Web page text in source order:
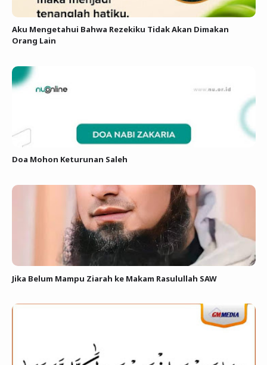
Aku Mengetahui Bahwa Rezekiku Tidak Akan Dimakan
Orang Lain
Doa Mohon Keturunan Saleh
Jika Belum Mampu Ziarah ke Makam Rasulullah SAW